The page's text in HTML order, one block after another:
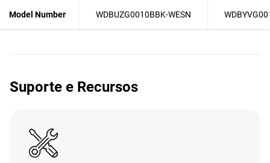
Model Number WDBUZG0010BBK-WESN
Suporte e Recursos